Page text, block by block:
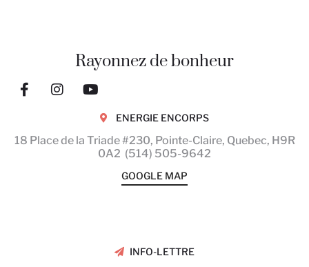
Rayonnez de bonheur
ENERGIE ENCORPS
18 Place de la Triade #230, Pointe-Claire, Quebec, H9R
0A2 (514) 505-9642
GOOGLE MAP
INFO-LETTRE